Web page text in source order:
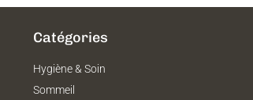
Catégories
Hygiène & Soin
Sommeil